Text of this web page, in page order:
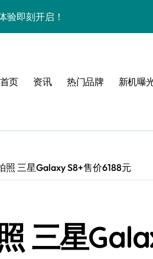
验即刻开启！
玩机技巧速来get！
、技巧全奉上！
大揭秘速看！
，天下动态秒速达！
新乐趣一触即发！
最新抢先看亮点！
首页 资讯 热门品牌 新机曝
照 三星Galaxy S8+售价6188元
三星